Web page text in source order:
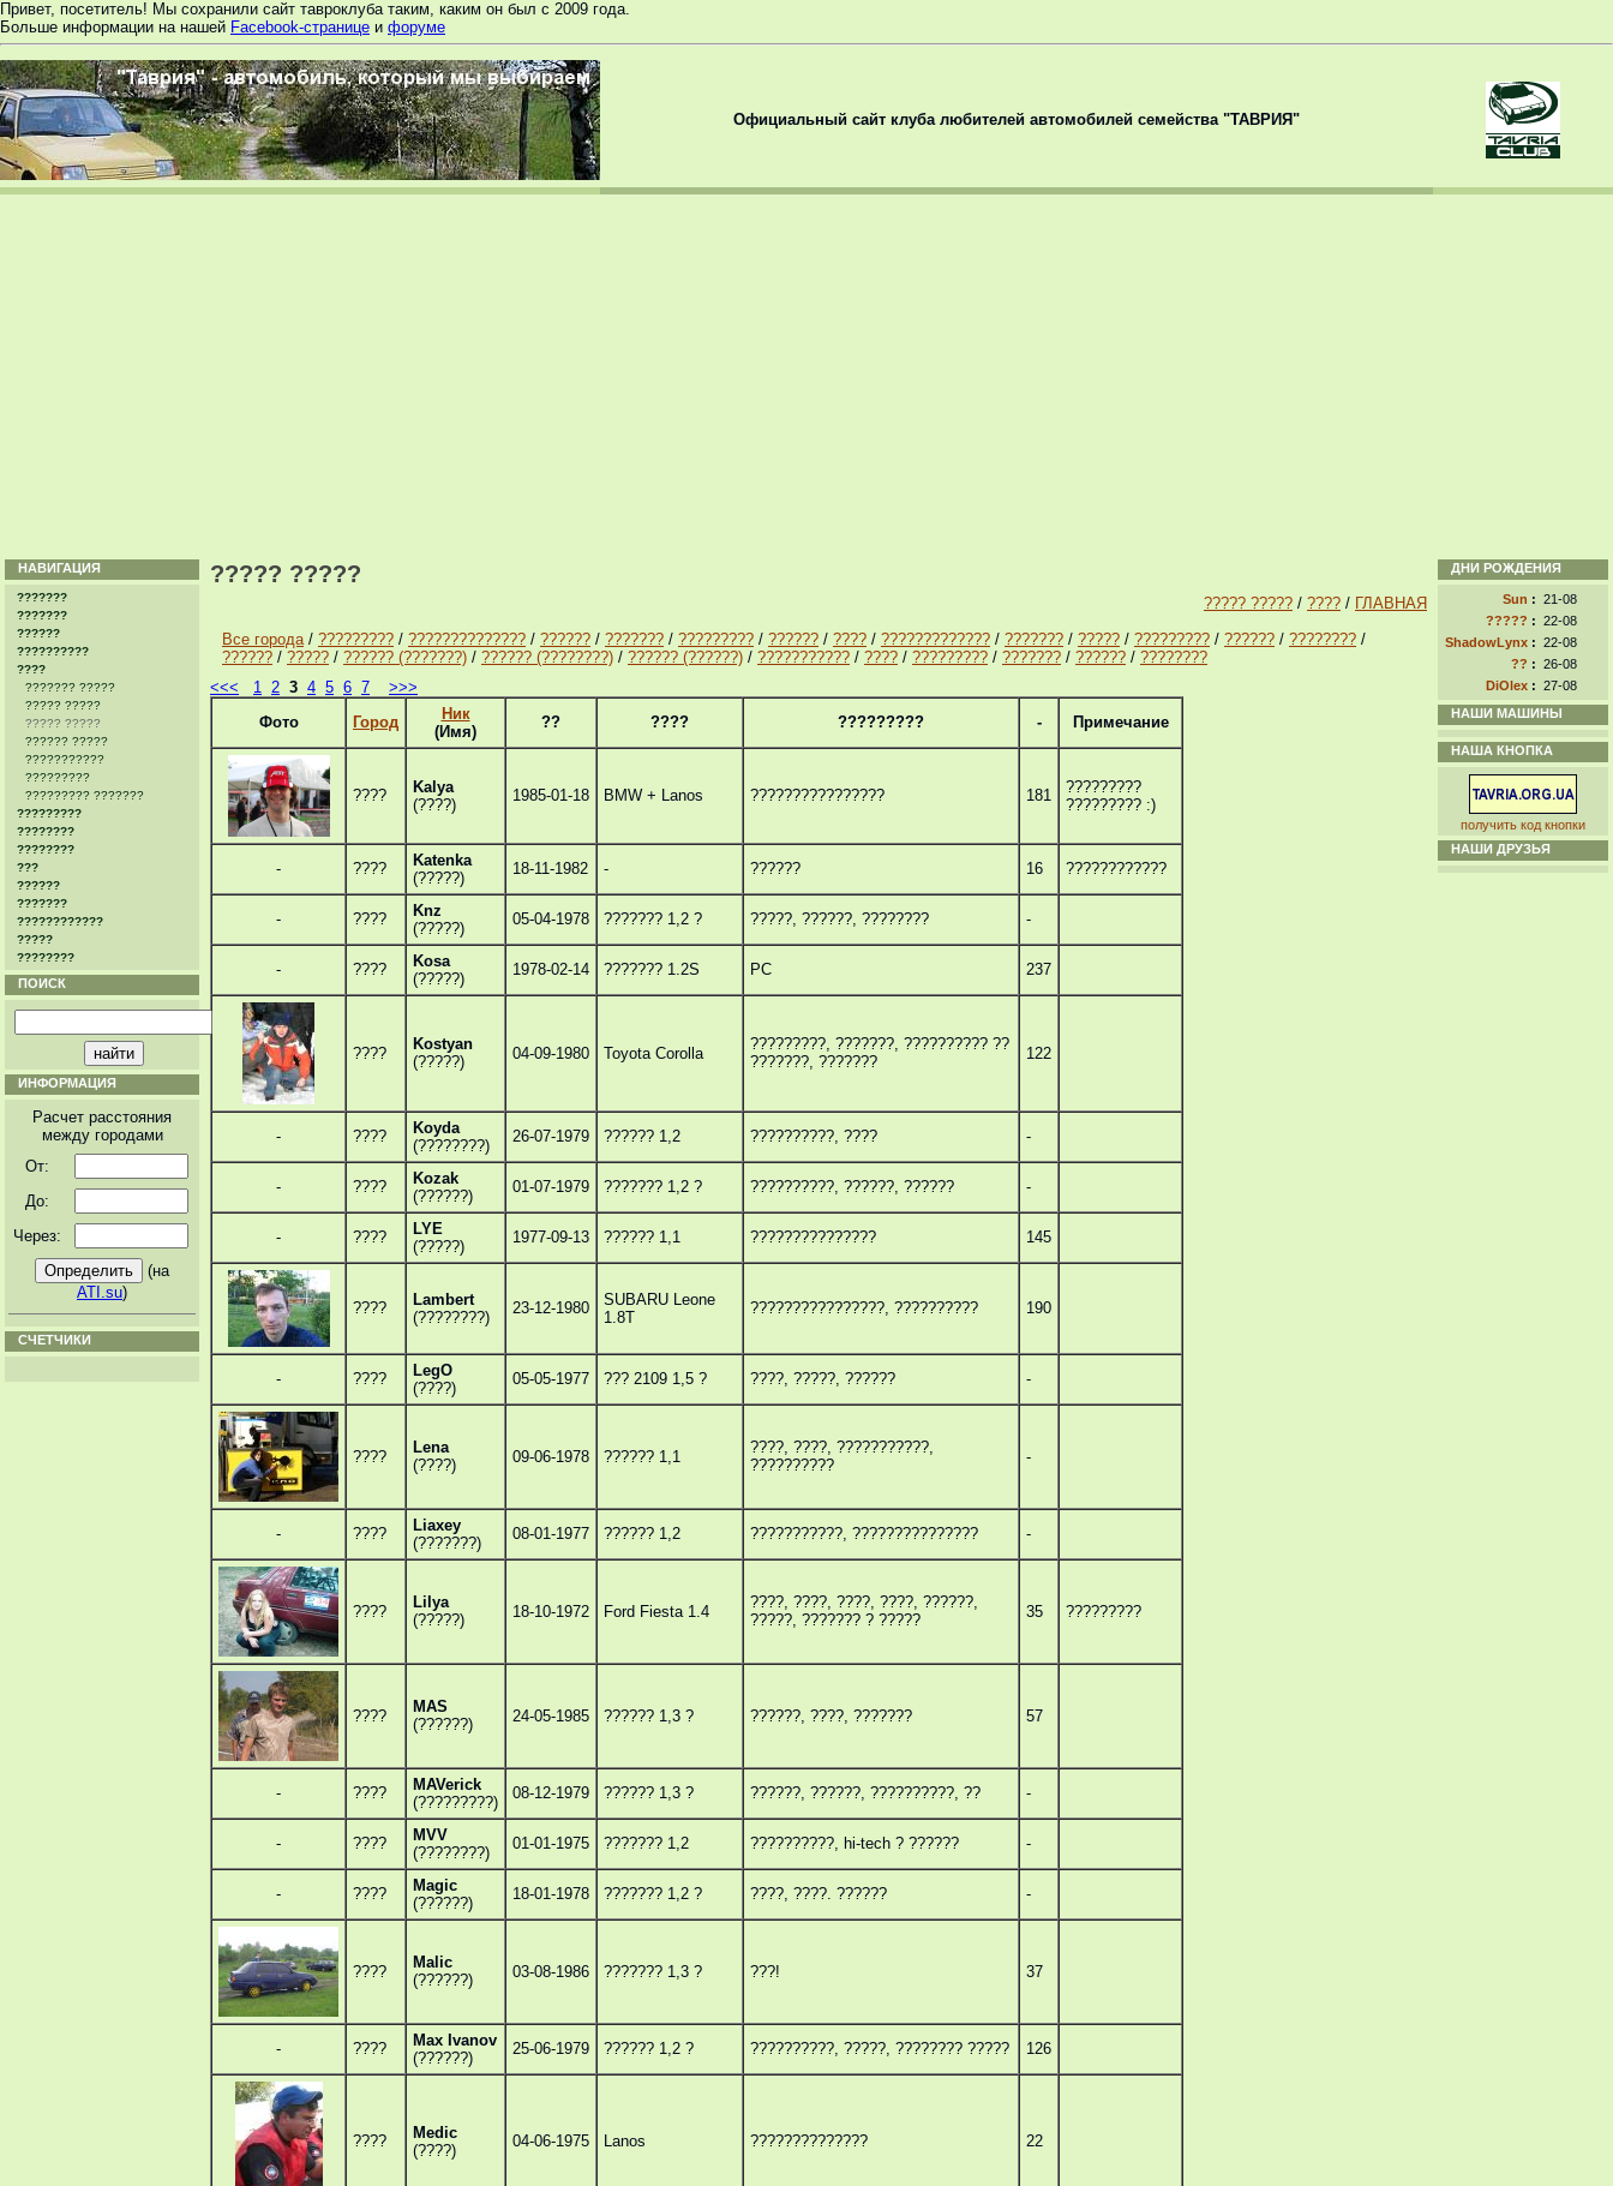
Привет, посетитель! Мы сохранили сайт тавроклуба таким, каким он был с 2009 года.
Больше информации на нашей Facebook-странице и форуме
Официальный сайт клуба любителей автомобилей семейства "ТАВРИЯ"
НАВИГАЦИЯ
???????
???????
??????
??????????
????
??????? ?????
????? ?????
????? ?????
?????? ?????
???????????
?????????
????????? ???????
?????????
????????
????????
???
??????
???????
????????????
?????
????????
ПОИСК
ИНФОРМАЦИЯ
Расчет расстояния
между городами
От:
До:
Через:
(на
ATI.su)
СЧЕТЧИКИ
????? ?????
????? ????? / ???? / ГЛАВНАЯ
Все города/ ????????? / ?????????????? / ?????? / ??????? / ????????? / ?????? / ???? / ????????????? / ??????? / ????? / ????????? / ?????? / ???????? /
?????? / ????? / ?????? (???????) / ?????? (????????) / ?????? (??????) / ??????????? / ???? / ????????? / ??????? / ?????? / ????????
<<<
1 2 3 4 5 6 7
>>>
Фото
Город
Ник
(Имя)
?? ???? ????????? - Примечание
????
Kalya
(????)
1985-01-18 BMW + Lanos ???????????????? 181
?????????
????????? :)
- ????
Katenka
(?????)
18-11-1982 - ?????? 16 ????????????
- ????
Knz
(?????)
05-04-1978 ??????? 1,2 ? ?????, ??????, ???????? -
- ????
Kosa
(?????)
1978-02-14 ??????? 1.2S PC 237
????
Kostyan
(?????)
04-09-1980 Toyota Corolla
?????????, ???????, ?????????? ??
???????, ???????
122
- ????
Koyda
(????????)
26-07-1979 ?????? 1,2 ??????????, ???? -
- ????
Kozak
(??????)
01-07-1979 ??????? 1,2 ? ??????????, ??????, ?????? -
- ????
LYE
(?????)
1977-09-13 ?????? 1,1 ??????????????? 145
????
Lambert
(????????)
23-12-1980
SUBARU Leone
1.8T
????????????????, ?????????? 190
- ????
LegO
(????)
05-05-1977 ??? 2109 1,5 ? ????, ?????, ?????? -
????
Lena
(????)
09-06-1978 ?????? 1,1
????, ????, ???????????,
??????????
-
- ????
Liaxey
(???????)
08-01-1977 ?????? 1,2 ???????????, ??????????????? -
????
Lilya
(?????)
18-10-1972 Ford Fiesta 1.4
????, ????, ????, ????, ??????,
?????, ??????? ? ?????
35 ?????????
????
MAS
(??????)
24-05-1985 ?????? 1,3 ? ??????, ????, ??????? 57
- ????
MAVerick
(?????????)
08-12-1979 ?????? 1,3 ? ??????, ??????, ??????????, ?? -
- ????
MVV
(????????)
01-01-1975 ??????? 1,2 ??????????, hi-tech ? ?????? -
- ????
Magic
(??????)
18-01-1978 ??????? 1,2 ? ????, ????. ?????? -
????
Malic
(??????)
03-08-1986 ??????? 1,3 ? ???! 37
- ????
Max Ivanov
(??????)
25-06-1979 ?????? 1,2 ? ??????????, ?????, ???????? ????? 126
????
Medic
(????)
04-06-1975 Lanos ?????????????? 22
ДНИ РОЖДЕНИЯ
Sun : 21-08
????? : 22-08
ShadowLynx : 22-08
?? : 26-08
DiOlex : 27-08
НАШИ МАШИНЫ
НАША КНОПКА
получить код кнопки
НАШИ ДРУЗЬЯ